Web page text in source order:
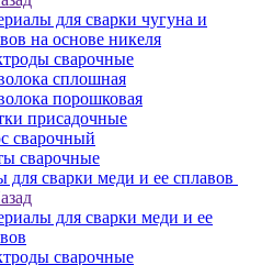
для сварки чугуна и
на основе никеля
сварочные
сплошная
порошковая
присадочные
сварочный
сварочные
для сварки меди и ее сплавов
для сварки меди и ее
сварочные